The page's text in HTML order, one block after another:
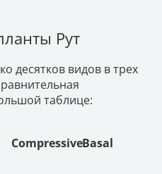
Рут
десятков видов в трех
таблице:
CompressiveBasal